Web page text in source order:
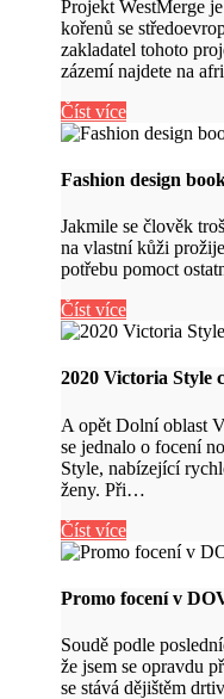
Projekt WestMerge
kořenů se
zakladatel tohoto
zázemí najdete na
Číst více
Fashion design
Jakmile se člověk
na vlastní kůži
potřebu pomoct
Číst více
2020 Victoria Style
A opět Dolní oblast
se jednalo o focení
Style, nabízející
ženy. Při…
Číst více
Promo focení v
Soudě podle
že jsem se opravdu
se stává dějištěm